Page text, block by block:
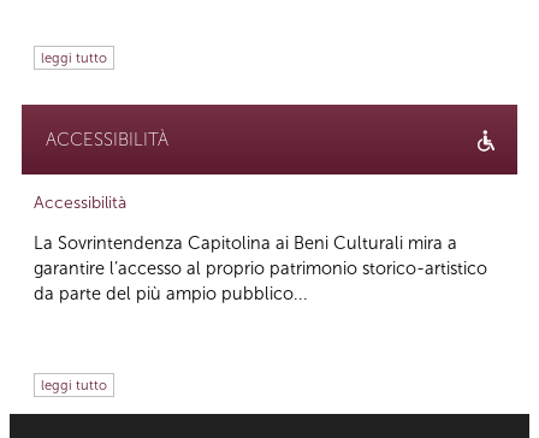
leggi tutto
ACCESSIBILITÀ
Accessibilità
La Sovrintendenza Capitolina ai Beni Culturali mira a
garantire l’accesso al proprio patrimonio storico-artistico
da parte del più ampio pubblico...
leggi tutto